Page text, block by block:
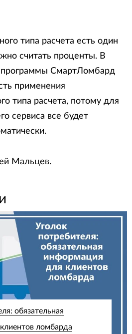
типа расчета есть один
считать проценты. В
программы СмартЛомбард
применения
типа расчета, потому для
сервиса все будет
Мальцев.
обязательная
ломбарда